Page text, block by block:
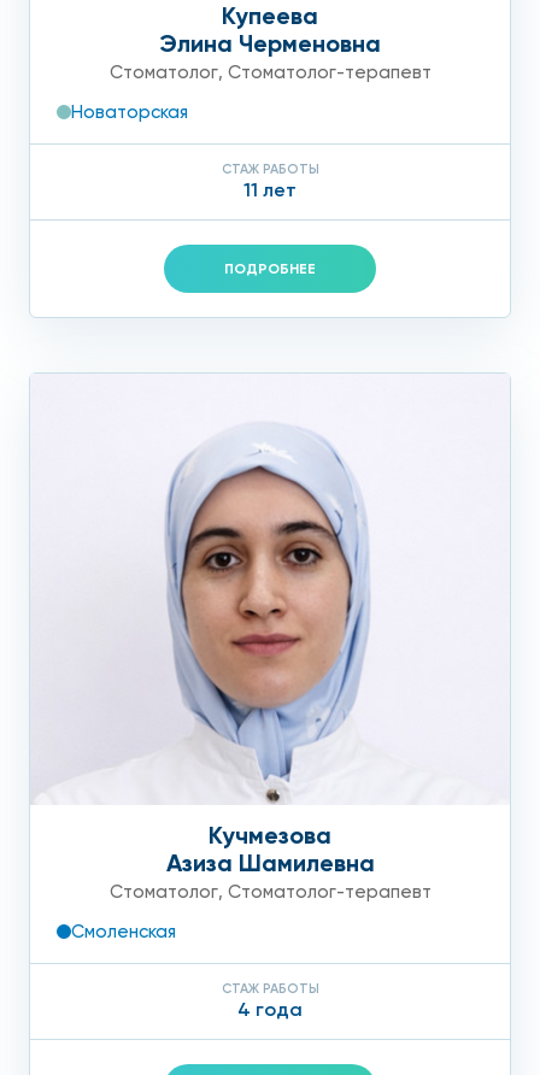
Купеева
Элина Черменовна
Стоматолог, Стоматолог-терапевт
Новаторская
СТАЖ РАБОТЫ
11 лет
ПОДРОБНЕЕ
Кучмезова
Азиза Шамилевна
Стоматолог, Стоматолог-терапевт
Смоленская
СТАЖ РАБОТЫ
4 года